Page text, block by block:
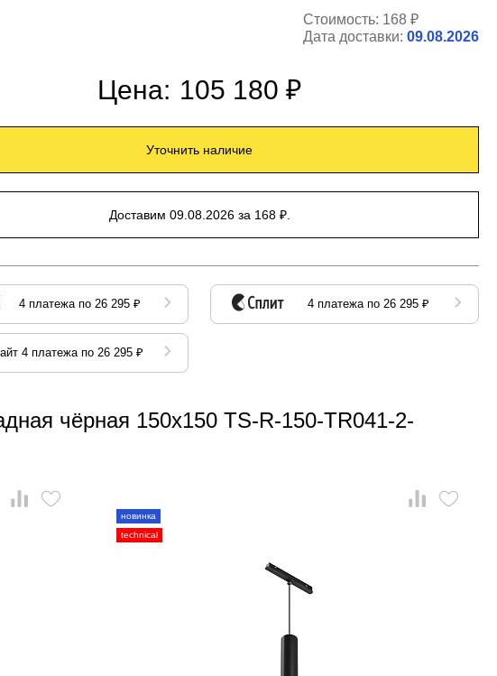
Стоимость: 168 ₽
Дата доставки: 09.08.2026
Цена: 105 180 ₽
Уточнить наличие
Доставим 09.08.2026 за 168 ₽.
4 платежа по 26 295 ₽ 4 платежа по 26 295 ₽
4 платежа по 26 295 ₽
чёрная 150x150 TS-R-150-TR041-2-
новинка
technical